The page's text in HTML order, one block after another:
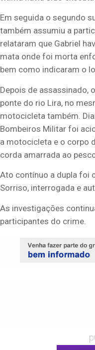
Em seguida o segundo
também assumiu a
relataram que Gabriel
mata onde foi morta
bem como indicaram o
Depois de assassinado,
ponte do rio Lira, no
motocicleta também.
Bombeiros Militar foi
a motocicleta e o corpo
corda amarrada ao
Ato contínuo a dupla foi
Sorriso, interrogada e
As investigações
participantes do crime.